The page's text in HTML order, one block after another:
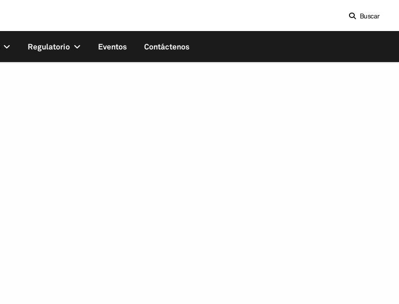
Buscar
Regulatorio Eventos Contáctenos